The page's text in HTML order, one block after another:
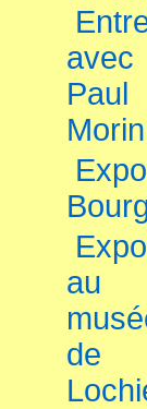
avec
Paul
Morin
Expo
au
de